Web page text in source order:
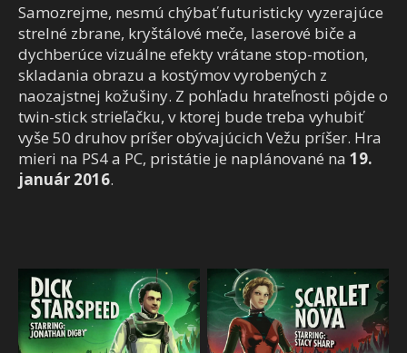
Samozrejme, nesmú chýbať futuristicky vyzerajúce
strelné zbrane, kryštálové meče, laserové biče a
dychberúce vizuálne efekty vrátane stop-motion,
skladania obrazu a kostýmov vyrobených z
naozajstnej kožušiny. Z pohľadu hrateľnosti pôjde o
twin-stick strieľačku, v ktorej bude treba vyhubiť
vyše 50 druhov príšer obývajúcich Vežu príšer. Hra
mieri na PS4 a PC, pristátie je naplánované na 19.
január 2016.